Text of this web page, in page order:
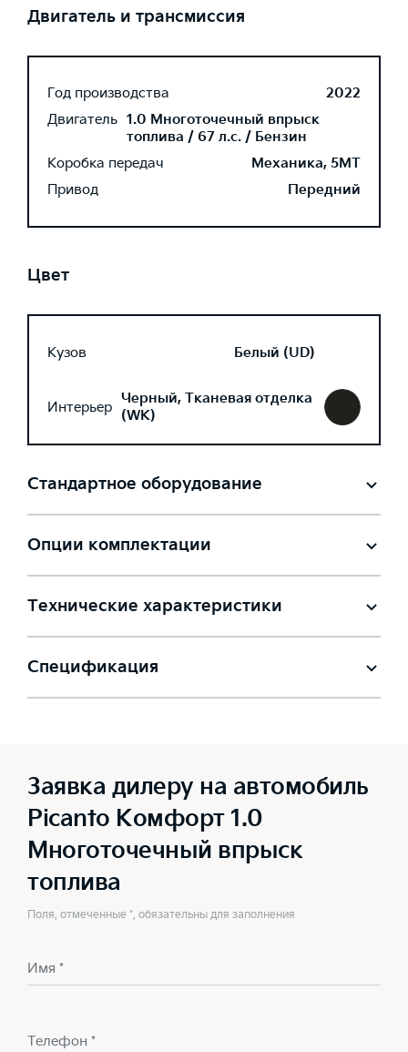
Двигатель и трансмиссия
Год производства
2022
Двигатель 1.0 Многоточечный впрыск
топлива / 67 л.с. / Бензин
Коробка передач
Механика, 5MT
Привод
Передний
Цвет
Кузов Белый (UD)
Интерьер Черный, Тканевая отделка
(WK)
Стандартное оборудование
Опции комплектации
Технические характеристики
Спецификация
Заявка дилеру на автомобиль
Picanto Комфорт 1.0
Многоточечный впрыск
топлива
Поля, отмеченные *, обязательны для заполнения
Имя *
Телефон *